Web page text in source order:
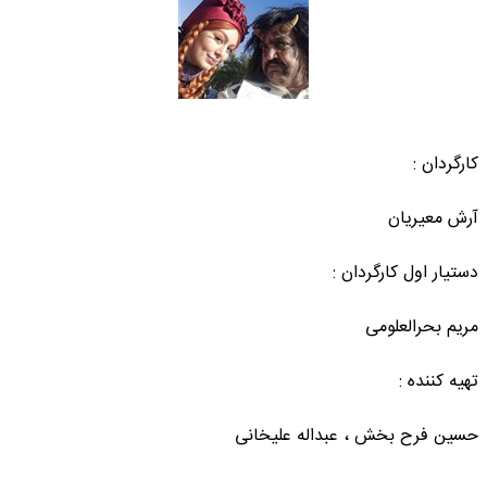
کارگردان :
آرش معیریان
دستیار اول کارگردان :
مریم بحرالعلومی
تهیه کننده :
حسین فرح بخش ، عبداله علیخانی